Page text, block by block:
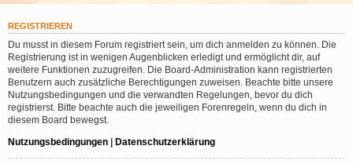
REGISTRIEREN
Du musst in diesem Forum registriert sein, um dich anmelden zu können. Die
Registrierung ist in wenigen Augenblicken erledigt und ermöglicht dir, auf
weitere Funktionen zuzugreifen. Die Board-Administration kann registrierten
Benutzern auch zusätzliche Berechtigungen zuweisen. Beachte bitte unsere
Nutzungsbedingungen und die verwandten Regelungen, bevor du dich
registrierst. Bitte beachte auch die jeweiligen Forenregeln, wenn du dich in
diesem Board bewegst.
Nutzungsbedingungen | Datenschutzerklärung